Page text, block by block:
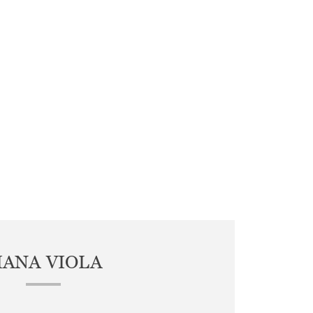
VIOLA